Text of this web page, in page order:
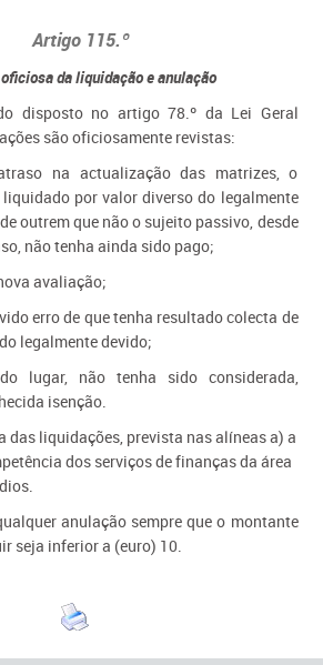
Artigo 115.º
da liquidação e anulação
disposto no artigo 78.º da Lei Geral
são oficiosamente revistas:
na actualização das matrizes, o
por valor diverso do legalmente
outrem que não o sujeito passivo, desde
não tenha ainda sido pago;
avaliação;
erro de que tenha resultado colecta de
legalmente devido;
lugar, não tenha sido considerada,
isenção.
das liquidações, prevista nas alíneas a) a
dos serviços de finanças da área
anulação sempre que o montante
seja inferior a (euro) 10.